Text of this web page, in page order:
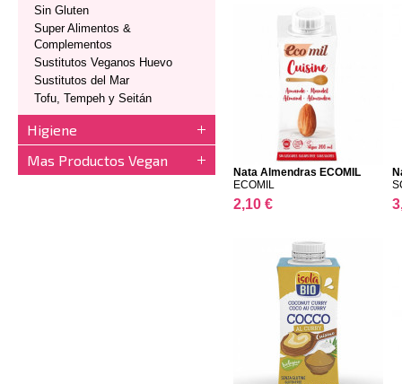
Sin Gluten
Super Alimentos &
Complementos
Sustitutos Veganos Huevo
Sustitutos del Mar
Tofu, Tempeh y Seitán
Higiene
Mas Productos Vegan
Nata Almendras ECOMIL
ECOMIL
2,10 €